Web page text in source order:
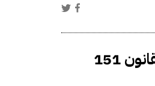
تعديل بعض أحكام قانون تأمين وحماية المنشآت العامة والحيوية بالقانون 151